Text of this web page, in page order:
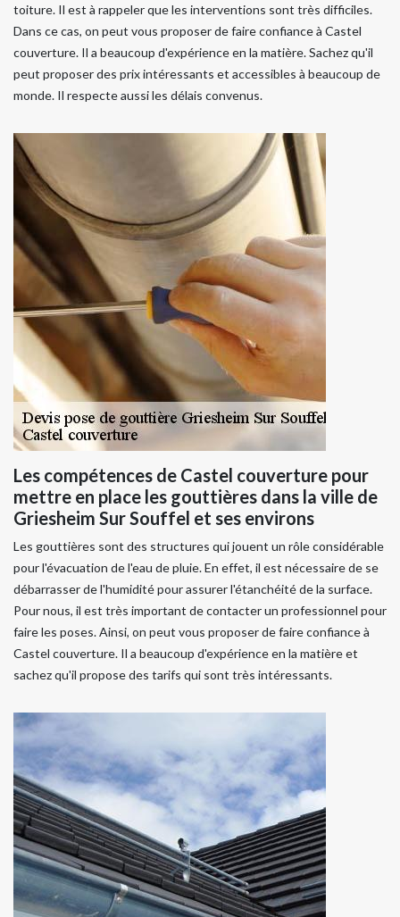
toiture. Il est à rappeler que les interventions sont très difficiles.
Dans ce cas, on peut vous proposer de faire confiance à Castel
couverture. Il a beaucoup d'expérience en la matière. Sachez qu'il
peut proposer des prix intéressants et accessibles à beaucoup de
monde. Il respecte aussi les délais convenus.
Les compétences de Castel couverture pour
mettre en place les gouttières dans la ville de
Griesheim Sur Souffel et ses environs
Les gouttières sont des structures qui jouent un rôle considérable
pour l'évacuation de l'eau de pluie. En effet, il est nécessaire de se
débarrasser de l'humidité pour assurer l'étanchéité de la surface.
Pour nous, il est très important de contacter un professionnel pour
faire les poses. Ainsi, on peut vous proposer de faire confiance à
Castel couverture. Il a beaucoup d'expérience en la matière et
sachez qu'il propose des tarifs qui sont très intéressants.